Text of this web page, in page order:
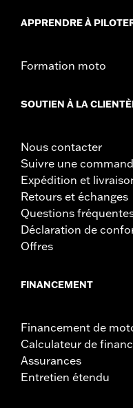
APPRENDRE À
Formation moto
SOUTIEN À LA
Nous contacter
Suivre une
Expédition et
Retours et échanges
Questions
Déclaration de
Offres
FINANCEMENT
Financement de
Calculateur de
Assurances
Entretien étendu